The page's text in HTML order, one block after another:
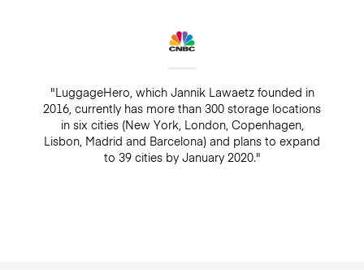
"LuggageHero, which Jannik Lawaetz founded in
2016, currently has more than 300 storage locations
in six cities (New York, London, Copenhagen,
Lisbon, Madrid and Barcelona) and plans to expand
to 39 cities by January 2020."